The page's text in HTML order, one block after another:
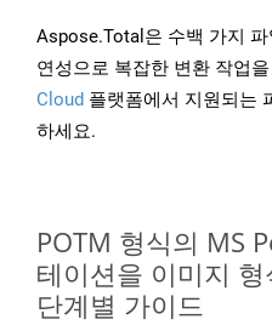
Aspose.Total은 수백 가지
연성으로 복잡한 변환 작업
Cloud 플랫폼에서 지원되는
하세요.
POTM 형식의 MS
테이션을 이미지
단계별 가이드